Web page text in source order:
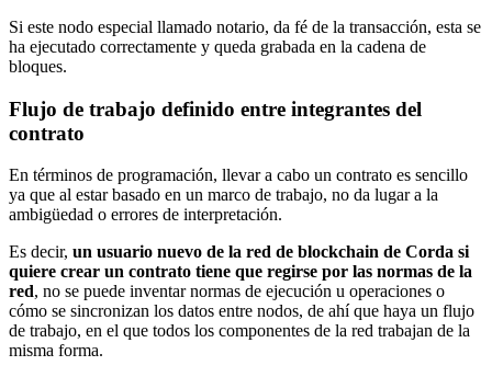
Si este nodo especial llamado notario, da fé de la transacción, esta se
ha ejecutado correctamente y queda grabada en la cadena de
bloques.
Flujo de trabajo definido entre integrantes del
contrato
En términos de programación, llevar a cabo un contrato es sencillo
ya que al estar basado en un marco de trabajo, no da lugar a la
ambigüedad o errores de interpretación.
Es decir, un usuario nuevo de la red de blockchain de Corda si
quiere crear un contrato tiene que regirse por las normas de la
red, no se puede inventar normas de ejecución u operaciones o
cómo se sincronizan los datos entre nodos, de ahí que haya un flujo
de trabajo, en el que todos los componentes de la red trabajan de la
misma forma.